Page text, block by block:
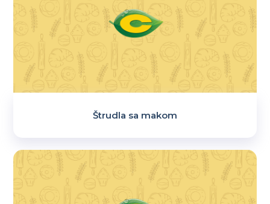
Štrudla sa makom